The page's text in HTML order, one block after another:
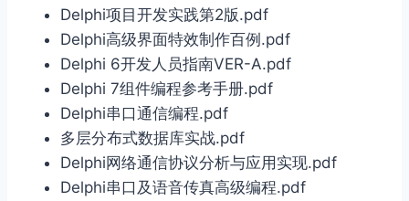
Delphi项目开发实践第2版.pdf
Delphi高级界面特效制作百例.pdf
Delphi 6开发人员指南VER-A.pdf
Delphi 7组件编程参考手册.pdf
Delphi串口通信编程.pdf
多层分布式数据库实战.pdf
Delphi网络通信协议分析与应用实现.pdf
Delphi串口及语音传真高级编程.pdf